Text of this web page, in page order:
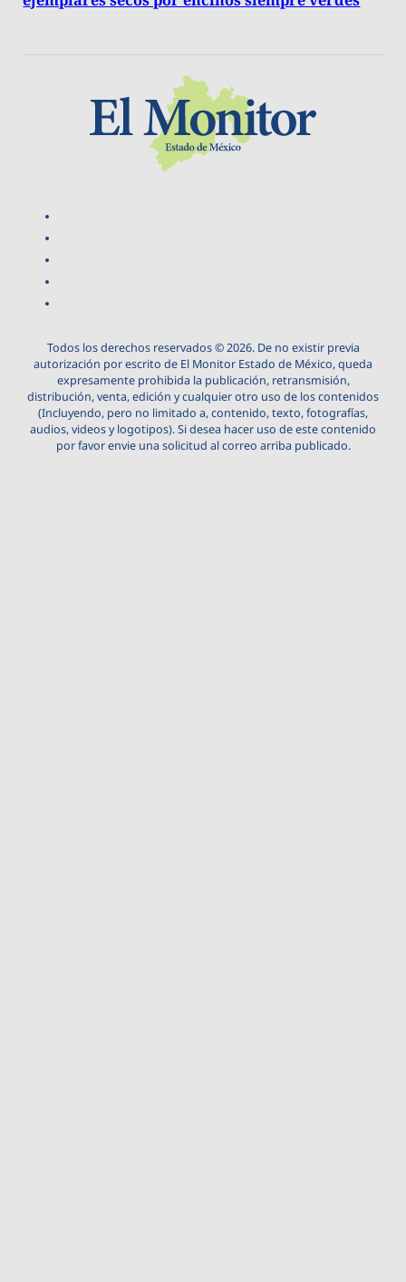
Todos los derechos reservados © 2026. De no existir previa
autorización por escrito de El Monitor Estado de México, queda
expresamente prohibida la publicación, retransmisión,
distribución, venta, edición y cualquier otro uso de los contenidos
(Incluyendo, pero no limitado a, contenido, texto, fotografías,
audios, videos y logotipos). Si desea hacer uso de este contenido
por favor envie una solicitud al correo arriba publicado.